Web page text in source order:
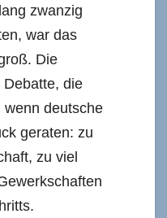
zwanzig
war das
Die
die
wenn deutsche
geraten: zu
zu viel